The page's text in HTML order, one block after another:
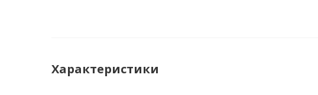
Характеристики